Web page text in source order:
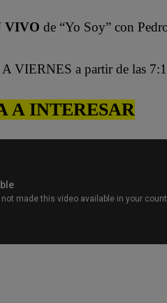
VIVO de “Yo Soy” con
VIERNES a partir de las
A INTERESAR